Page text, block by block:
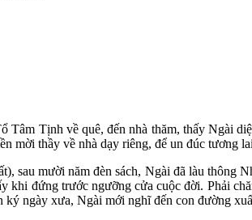
Tâm Tịnh về quê, đến nhà thăm, thấy Ngài
mời thầy về nhà dạy riêng, để un đúc tương
sau mười năm đèn sách, Ngài đã làu thông
khi đứng trước ngưỡng cửa cuộc đời. Phải
ngày xưa, Ngài mới nghĩ đến con đường